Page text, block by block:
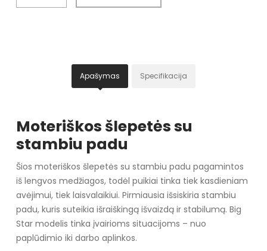
Apašymas Specifikacija
Moteriškos šlepetės su
stambiu padu
Šios moteriškos šlepetės su stambiu padu pagamintos
iš lengvos medžiagos, todėl puikiai tinka tiek kasdieniam
avėjimui, tiek laisvalaikiui. Pirmiausia išsiskiria stambiu
padu, kuris suteikia išraiškingą išvaizdą ir stabilumą. Big
Star modelis tinka įvairioms situacijoms – nuo
paplūdimio iki darbo aplinkos.